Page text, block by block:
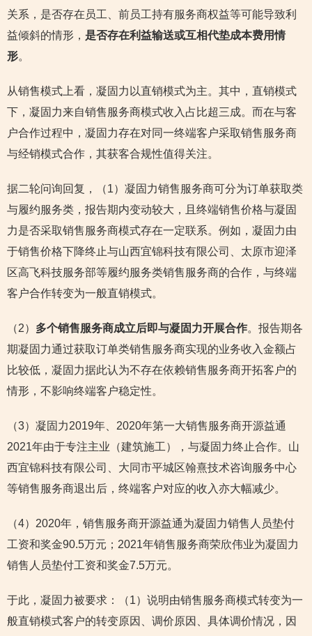
关系，是否存在员工、前员工持有服务商权益等可能导致利
益倾斜的情形， 是否存在利益输送或互相代垫成本费用情
形。
从销售模式上看，凝固力以直销模式为主。其中，直销模式
下，凝固力来自销售服务商模式收入占比超三成。而在与客
户合作过程中，凝固力存在对同一终端客户采取销售服务商
与经销模式合作，其获客合规性值得关注。
据二轮问询回复，（1）凝固力销售服务商可分为订单获取类
与履约服务类，报告期内变动较大，且终端销售价格与凝固
力是否采取销售服务商模式存在一定联系。例如，凝固力由
于销售价格下降终止与山西宜锦科技有限公司、太原市迎泽
区高飞科技服务部等履约服务类销售服务商的合作，与终端
客户合作转变为一般直销模式。
（2） 多个销售服务商成立后即与凝固力开展合作。报告期各
期凝固力通过获取订单类销售服务商实现的业务收入金额占
比较低，凝固力据此认为不存在依赖销售服务商开拓客户的
情形，不影响终端客户稳定性。
（3）凝固力2019年、2020年第一大销售服务商开源益通
2021年由于专注主业（建筑施工），与凝固力终止合作。山
西宜锦科技有限公司、大同市平城区翰熹技术咨询服务中心
等销售服务商退出后，终端客户对应的收入亦大幅减少。
（4）2020年，销售服务商开源益通为凝固力销售人员垫付
工资和奖金90.5万元；2021年销售服务商荣欣伟业为凝固力
销售人员垫付工资和奖金7.5万元。
于此，凝固力被要求：（1）说明由销售服务商模式转变为一
般直销模式客户的转变原因、调价原因、具体调价情况，因